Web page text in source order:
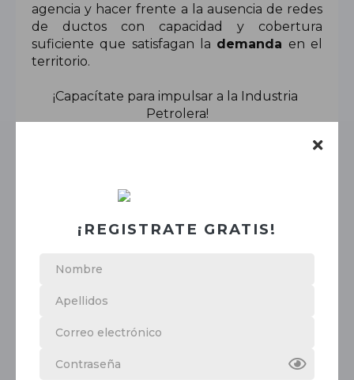
agencia y hacer frente a la ausencia de redes
de ductos con capacidad y cobertura
suficiente que satisfagan la demanda en el
territorio.
¡Capacítate para impulsar a la Industria
Petrolera!
¡CREA TU CUENTA GRATIS!
¡REGISTRATE GRATIS!